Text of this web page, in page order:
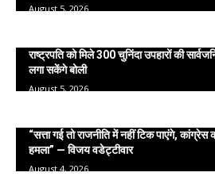
August 5, 2026
राष्ट्रपति को मिले 300 चुनिंदा उपहारों की
लगा सकेंगे बोली
August 5, 2026
“सत्ता गई तो राजनीति में नहीं टिक पाएंगे,
हमला” — विजय वडेट्टीवार
August 4, 2026